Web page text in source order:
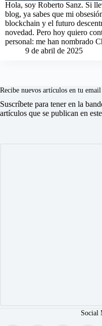
Hola, soy Roberto Sanz. Si
blog, ya sabes que mi
blockchain y el futuro
novedad. Pero hoy quiero
personal: me han nombrado
9 de abril de 2025
Recibe nuevos artículos en tu
Suscríbete para tener en la
artículos que se publican en
Social